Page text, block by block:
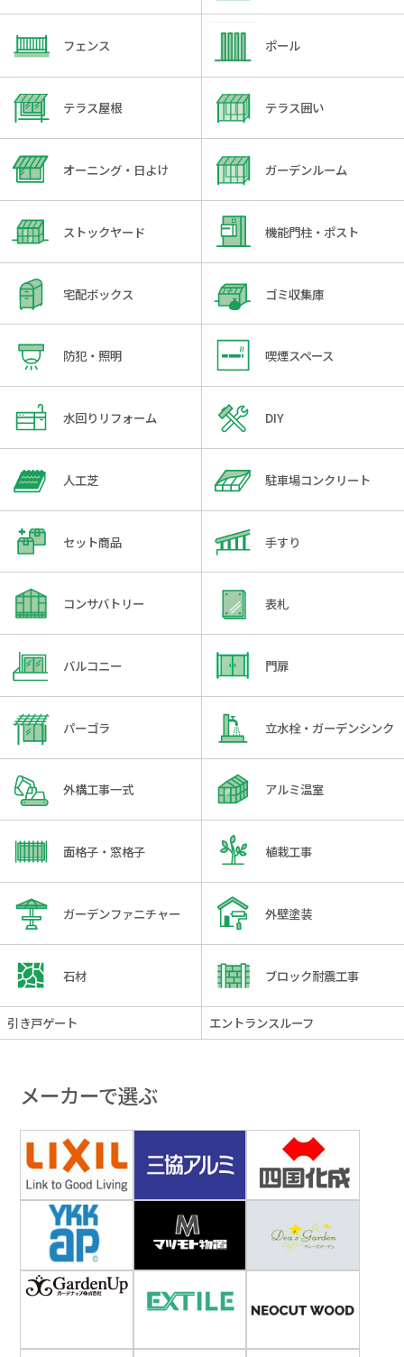
フェンス ポール
テラス屋根 テラス囲い
オーニング・日よけ ガーデンルーム
ストックヤード 機能門柱・ポスト
宅配ボックス ゴミ収集庫
防犯・照明 喫煙スペース
水回りリフォーム DIY
人工芝 駐車場コンクリート
セット商品 手すり
コンサバトリー 表札
バルコニー 門扉
パーゴラ 立水栓・ガーデンシンク
外構工事一式 アルミ温室
面格子・窓格子 植栽工事
ガーデンファニチャー 外壁塗装
石材 ブロック耐震工事
引き戸ゲート エントランスルーフ
メーカーで選ぶ